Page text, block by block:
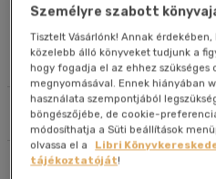
Művei
Szűrés
Eladott darabszám
Cím szerint A-Z
Szerző szerint A-Z
Megjelenítés
20 db / oldal
Személyre szabott
Tisztelt Vásárlónk! Annak
közelebb álló könyveket tudjunk a
hogy fogadja el az ehhez szükséges
megnyomásával. Ennek hiányában
használata szempontjából
böngészőjébe, de cookie-
módosíthatja a Süti beállítások
olvassa el a
Libri
tájékoztatóját!